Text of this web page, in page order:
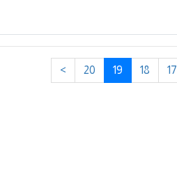
17
18
19
20
>